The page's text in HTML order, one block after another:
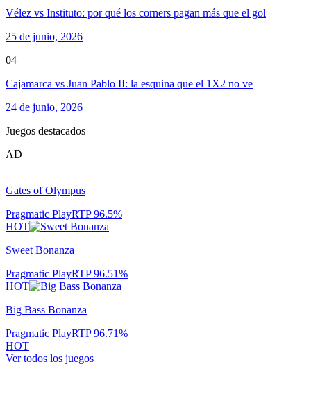
Vélez vs Instituto: por qué los corners pagan más que el gol
25 de junio, 2026
04
Cajamarca vs Juan Pablo II: la esquina que el 1X2 no ve
24 de junio, 2026
Juegos destacados
AD
Gates of Olympus
Pragmatic PlayRTP96.5%
HOT
Sweet Bonanza
Pragmatic PlayRTP96.51%
HOT
Big Bass Bonanza
Pragmatic PlayRTP96.71%
HOT
Ver todos los juegos